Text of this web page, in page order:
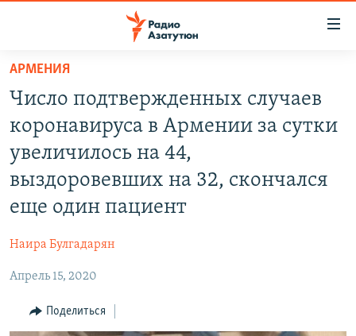
Перейти
основному
содержанию
Перейти
основной
навигации
ПОЛИТИКА
ЭКОНОМИКА
НАГОРНЫЙ КАРАБАХ
КУЛЬТУРА
СПОРТ
АРМЕНИЯ
Число подтвержденных случаев
коронавируса в Армении за сутки
увеличилось на 44,
выздоровевших на 32, скончался
еще один пациент
Наира Булгадарян
Апрель 15, 2020
Поделиться